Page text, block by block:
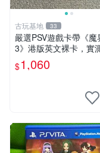
古玩基地 33
嚴選PSV遊戲卡帶《魔
3》港版英文裸卡，實
無障礙，限索尼PSV機
psv 港版 魔界戰記3
$1,060